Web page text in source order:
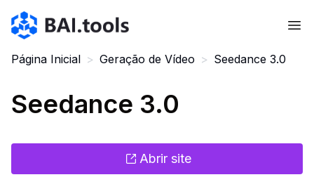
Bai.tools
Página Inicial > Geração de Vídeo > Seedance 3.0
Seedance 3.0
Abrir site